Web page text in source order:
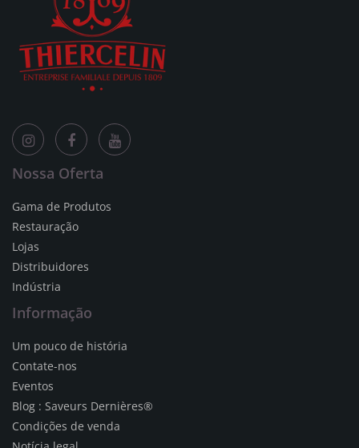
Nossa Oferta
Gama de Produtos
Restauração
Lojas
Distribuidores
Indústria
Informação
Um pouco de história
Contate-nos
Eventos
Blog : Saveurs Dernières®
Condições de venda